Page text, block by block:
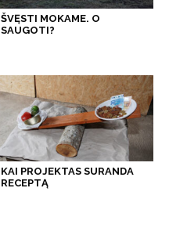
ŠVĘSTI MOKAME. O
SAUGOTI?
KAI PROJEKTAS SURANDA
RECEPTĄ